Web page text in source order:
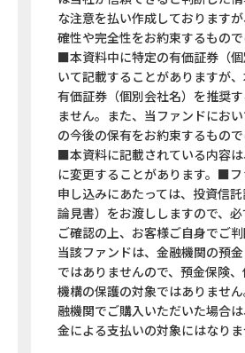
な注意を払い作成しております
確性や完全性をお約束するもので
■本資料中に特定の有価証券（
いて記載することがありますが
有価証券（個別会社名）を推奨
ません。また、当ファンドにお
の今後の保有をお約束するもので
■本資料に記載されている内容
に変更することがあります。■
申し込みにあたっては、投資信
論見書）をお渡ししますので、
ご確認の上、お客様ご自身でご
当該ファンドは、金融機関の預
ではありませんので、預金保険
機構の保護の対象ではありませ
融機関でご購入いただいた場合
金による支払いの対象にはなりま